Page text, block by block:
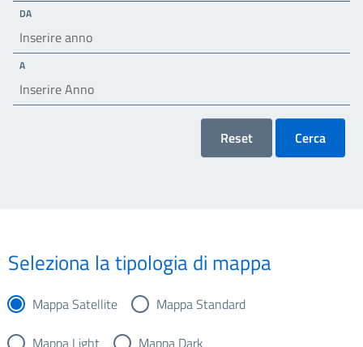
DA
A
Reset Cerca
Seleziona la tipologia di mappa
Mappa Satellite
Mappa Standard
Mappa Light
Mappa Dark